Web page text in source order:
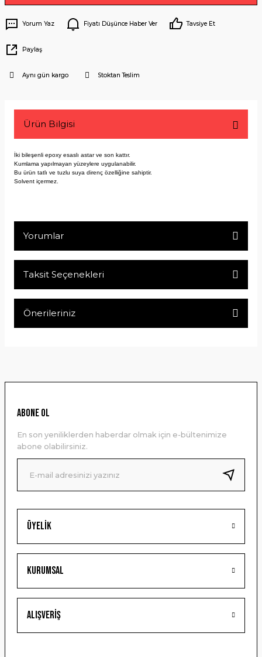
Yorum Yaz Fiyatı Düşünce Haber Ver Tavsiye Et
Paylaş
Aynı gün kargo Stoktan Teslim
Ürün Bilgisi
İki bileşenli epoxy esaslı astar ve son kattır.
Kumlama yapılmayan yüzeylere uygulanabilir.
Bu ürün tatlı ve tuzlu suya direnç özelliğine sahiptir.
Solvent içermez.
Yorumlar
Taksit Seçenekleri
Önerileriniz
Ürün resmi kalitesiz, bozuk veya görüntülenemiyor.
Ürün bilgilerinde hatalar bulunuyor.
Ürün fiyatı diğer sitelerden daha pahalı.
Bu ürüne benzer farklı alternatifler olmalı.
Gönder
Üyelik
Kurumsal
Alışveriş
ABONE OL
En son yeniliklerden haberdar olmak için e-bültenimize
abone olabilirsiniz.